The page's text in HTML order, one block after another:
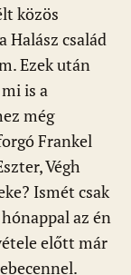
közös
Halász család
Ezek után
is a
még
Frankel
Végh
Ismét csak
az én
előtt már